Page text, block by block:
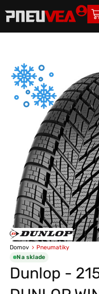
Domov
Pneumatiky
Na sklade
Dunlop -